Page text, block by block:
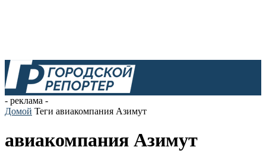
- реклама -
Домой Теги авиакомпания Азимут
авиакомпания Азимут